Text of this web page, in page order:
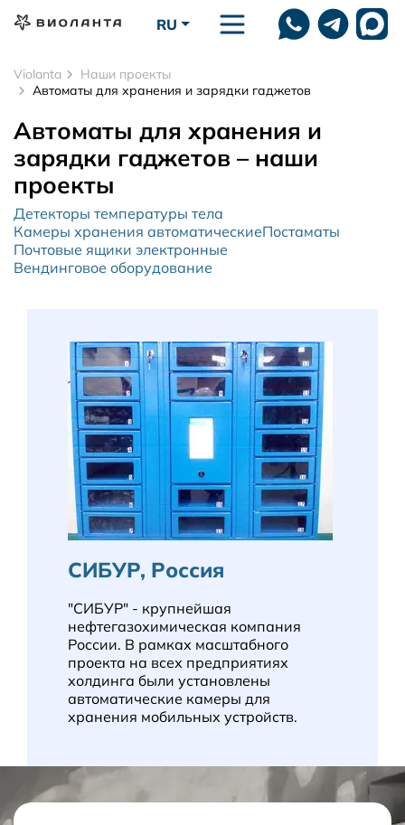
RU
Violanta
Наши проекты
Автоматы для хранения и зарядки гаджетов
Автоматы для хранения и
зарядки гаджетов – наши
проекты
Детекторы температуры тела
Камеры хранения автоматическиеПостаматы
Почтовые ящики электронные
Вендинговое оборудование
СИБУР, Россия
"СИБУР" - крупнейшая
нефтегазохимическая компания
России. В рамках масштабного
проекта на всех предприятиях
холдинга были установлены
автоматические камеры для
хранения мобильных устройств.